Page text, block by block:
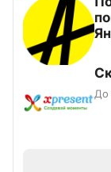
До